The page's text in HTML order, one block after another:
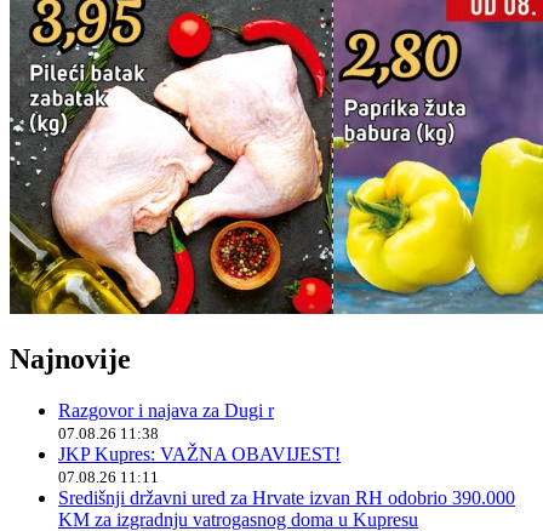
Najnovije
Razgovor i najava za Dugi r
07.08.26 11:38
JKP Kupres: VAŽNA OBAVIJEST!
07.08.26 11:11
Središnji državni ured za Hrvate izvan RH odobrio 390.000
KM za izgradnju vatrogasnog doma u Kupresu